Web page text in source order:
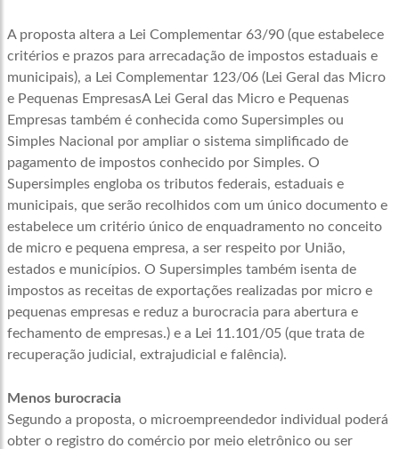
A proposta altera a Lei Complementar 63/90(que estabelece
critérios e prazos para arrecadação de impostos estaduais e
municipais), a Lei Complementar 123/06(Lei Geral das Micro
e Pequenas EmpresasA Lei Geral das Micro e Pequenas
Empresas também é conhecida como Supersimples ou
Simples Nacional por ampliar o sistema simplificado de
pagamento de impostos conhecido por Simples. O
Supersimples engloba os tributos federais, estaduais e
municipais, que serão recolhidos com um único documento e
estabelece um critério único de enquadramento no conceito
de micro e pequena empresa, a ser respeito por União,
estados e municípios. O Supersimples também isenta de
impostos as receitas de exportações realizadas por micro e
pequenas empresas e reduz a burocracia para abertura e
fechamento de empresas.) e a Lei 11.101/05(que trata de
recuperação judicial, extrajudicial e falência).
Menos burocracia
Segundo a proposta, o microempreendedor individual poderá
obter o registro do comércio por meio eletrônico ou ser